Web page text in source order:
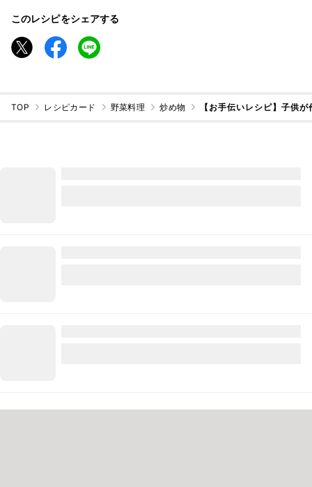
このレシピをシェアする
TOP レシピカード 野菜料理 炒め物 【お手伝いレシピ】子供